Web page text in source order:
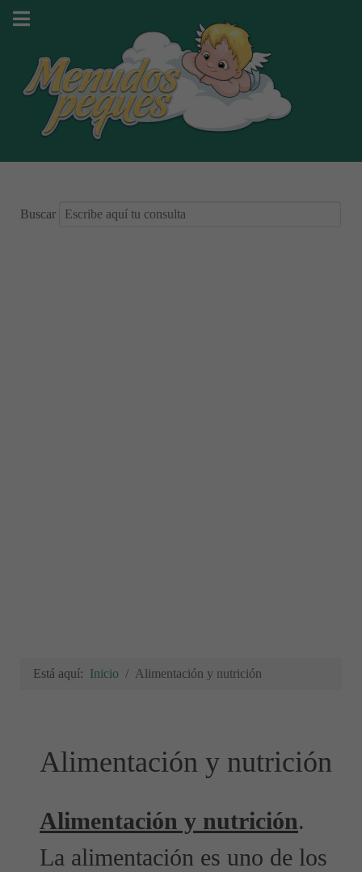
Buscar
Está aquí: Inicio Alimentación y nutrición
Alimentación y nutrición
Alimentación y nutrición.
La alimentación es uno de los